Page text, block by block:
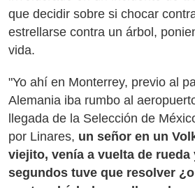
que decidir sobre si chocar
estrellarse contra un árbol,
vida.
"Yo ahí en Monterrey, previo al
Alemania iba rumbo al
llegada de la Selección de
por Linares, un señor en un
viejito, venía a vuelta de rueda
segundos tuve que resolver